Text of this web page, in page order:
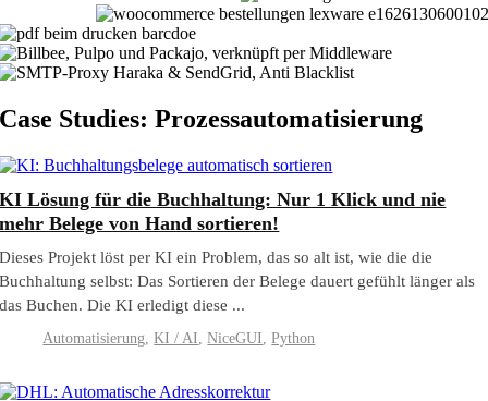
Case Studies: Prozessautomatisierung
KI Lösung für die Buchhaltung: Nur 1 Klick und nie
mehr Belege von Hand sortieren!
Dieses Projekt löst per KI ein Problem, das so alt ist, wie die die
Buchhaltung selbst: Das Sortieren der Belege dauert gefühlt länger als
das Buchen. Die KI erledigt diese ...
Automatisierung,KI / AI,NiceGUI,Python